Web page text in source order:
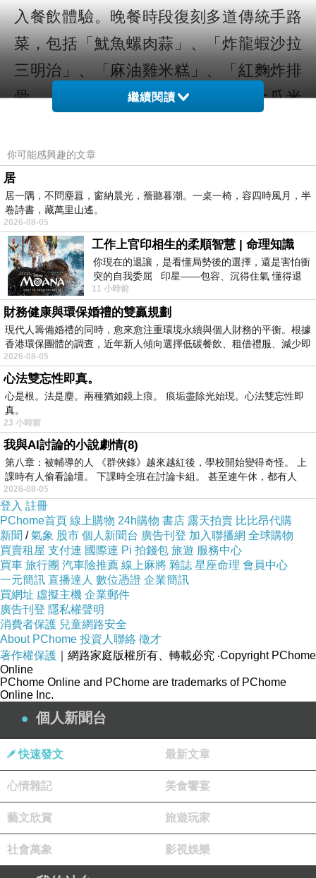
入餐飲體驗。晚餐時段復刻多道傳統手路
菜，包括「魷魚螺肉蒜」、「炸龍蝦沙拉
三明治」、「麻油雞米糕」、「紅麴炸排
骨」、「老菜脯蛤蜊雞湯」、「金瓜米
肉」、「現切白斬雞」，以及童年甜點記
憶的「叭噗花生捲」，每一口都能品味老
台灣餐桌上的記憶與風味。
早餐時段在傳統台菜名師技術指導下，親
授家傳配方，大溪笠復威斯汀知味西餐廳
副主廚管浩均分享，以慢火細熬、講究火
候比例的地瓜粥為主角，搭配數十道傳統
小菜，喚起溫暖的家常早餐儀式感。其中
包含失傳古早味「蛋燥」，以鴨蛋炒碎加
入醬油滷煮，香氣濃郁、鹹中帶甘，是昔
日富裕人家才享有的珍貴早餐。
此外，還有早期每戶人家早餐必備的「鳳
梨麵筋」、源自台南總鋪師宴席的壓軸菜
繼續閱讀
你可能感興趣的文章
居
居一隅，不問塵囂，窗納晨光，簷聽暮潮。一桌一椅，容四時風月，半
卷詩書，藏萬里山遙。
2026-08-05
工作上官印相生的柔順智慧 | 命理知識
你現在的退讓，是看懂局勢後的選擇，還是害怕衝
突的自我委屈 印星——包容、沉得住氣 懂得退
一步觀察，不會
11 小時前
財務健康與環保婚禮的雙贏規劃
現代人籌備婚禮的同時，愈來愈注重環境永續與個人財務的平衡。根據
香港環保團體的調查，近年新人傾向選擇低碳餐飲、租借禮服、減少即
2026-08-05
心法雙忘性即真。
心是根。法是塵。兩種猶如鏡上痕。 痕垢盡除光始現。心法雙忘性即
真。
23 小時前
我與AI討論的小說劇情(8)
第八章：被輔導的人 《群俠錄》越來越紅後，學校開始變得奇怪。 上
課時有人偷看論壇。 下課時全班在討論卡組。 甚至連午休，都有人
2026-08-05
登入 註冊
PChome首頁 線上購物 24h購物 書店 露天拍賣 比比昂代購
新聞 /氣象 股市 個人新聞台 廣告刊登 加入聯播網 全球購物
買賣租屋 支付連 國際連 Pi 拍錢包 旅遊 服務中心
買車 旅行團 汽車險推薦 線上麻將 雜誌 星座命理 會員中心
一元簡訊 直播達人 數位憑證 企業簡訊
買網址 虛擬主機 企業郵件
廣告刊登 隱私權聲明
消費者保護 兒童網路安全
About PChome 投資人聯絡 徵才
著作權保護 ｜網路家庭版權所有、轉載必究 ‧Copyright PChome
Online
PChome Online and PChome are trademarks of PChome
Online Inc.
個人新聞台
快速發文 最新文章
心情雜記 美食饗宴
藝文欣賞 旅遊玩家
社會萬象 影視娛樂